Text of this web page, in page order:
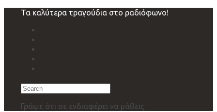
navigation
Τα καλύτερα τραγούδια στο ραδιόφωνο!
Search
Γράψε ότι σε ενδιαφέρει να μάθεις